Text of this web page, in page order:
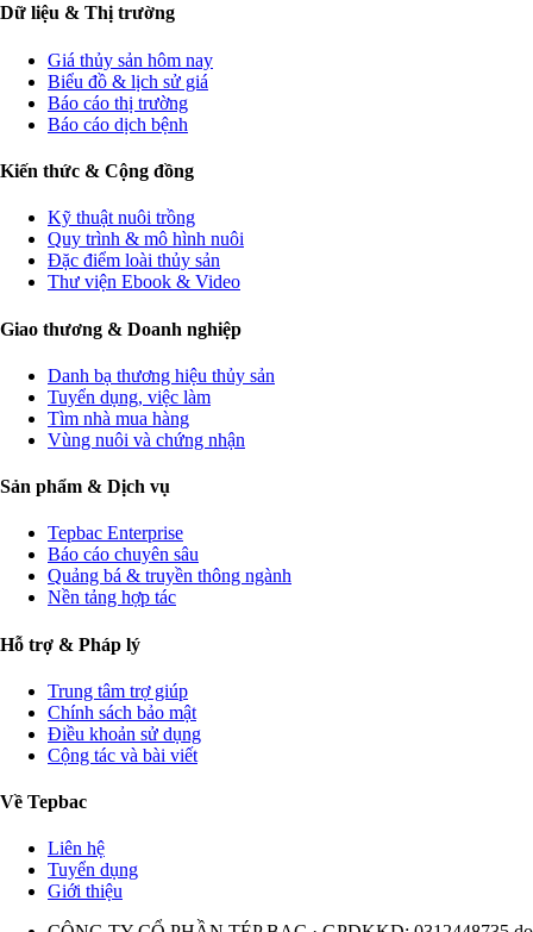
Dữ liệu & Thị trường
Giá thủy sản hôm nay
Biểu đồ & lịch sử giá
Báo cáo thị trường
Báo cáo dịch bệnh
Kiến thức & Cộng đồng
Kỹ thuật nuôi trồng
Quy trình & mô hình nuôi
Đặc điểm loài thủy sản
Thư viện Ebook & Video
Giao thương & Doanh nghiệp
Danh bạ thương hiệu thủy sản
Tuyển dụng, việc làm
Tìm nhà mua hàng
Vùng nuôi và chứng nhận
Sản phẩm & Dịch vụ
Tepbac Enterprise
Báo cáo chuyên sâu
Quảng bá & truyền thông ngành
Nền tảng hợp tác
Hỗ trợ & Pháp lý
Trung tâm trợ giúp
Chính sách bảo mật
Điều khoản sử dụng
Cộng tác và bài viết
Về Tepbac
Liên hệ
Tuyển dụng
Giới thiệu